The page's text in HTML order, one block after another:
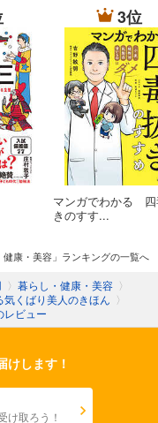
3位
マンガでわかる 四
きのすす...
健康・美容」ランキングの一覧へ
〉 暮らし・健康・美容 〉
くばり美人のきほん 〉
レビュー
けします！
け取ろう！